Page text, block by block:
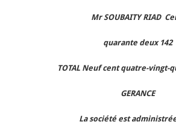
Mr SOUBAITY RIAD
quarante deux 142
TOTAL Neuf cent quatre-vingt-
GERANCE
La société est